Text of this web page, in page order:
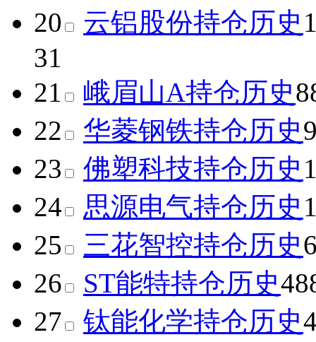
20
云铝股份持仓历史
31
21
峨眉山A持仓历史
22
华菱钢铁持仓历史
23
佛塑科技持仓历史
24
思源电气持仓历史
25
三花智控持仓历史
26
ST能特持仓历史
27
钛能化学持仓历史